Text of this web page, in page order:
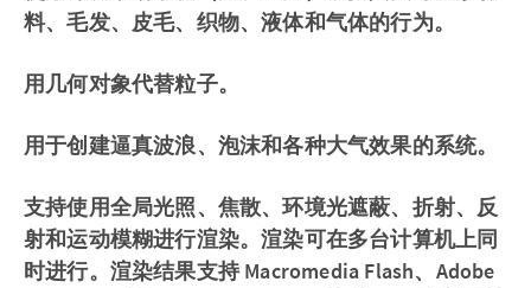
料、毛发、皮毛、织物、液体和气体的行为。
用几何对象代替粒子。
用于创建逼真波浪、泡沫和各种大气效果的系统。
支持使用全局光照、焦散、环境光遮蔽、折射、反
射和运动模糊进行渲染。渲染可在多台计算机上同
时进行。渲染结果支持 Macromedia Flash、Adobe